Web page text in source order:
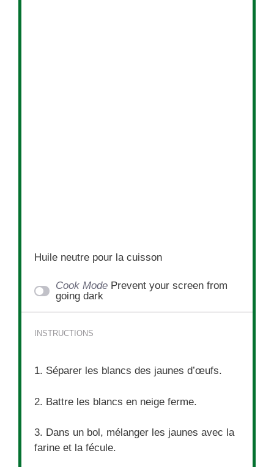
Huile neutre pour la cuisson
Cook Mode Prevent your screen from
going dark
INSTRUCTIONS
1. Séparer les blancs des jaunes d’œufs.
2. Battre les blancs en neige ferme.
3. Dans un bol, mélanger les jaunes avec la
farine et la fécule.